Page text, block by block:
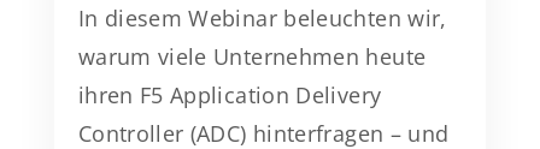
In diesem Webinar beleuchten wir,
warum viele Unternehmen heute
ihren F5 Application Delivery
Controller (ADC) hinterfragen – und